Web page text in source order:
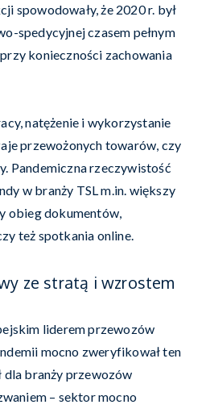
spowodowały, że 2020 r. był
spedycyjnej czasem pełnym
konieczności zachowania
natężenie i wykorzystanie
przewożonych towarów, czy
Pandemiczna rzeczywistość
w branży TSL m.in. większy
obieg dokumentów,
też spotkania online.
ze stratą i wzrostem
liderem przewozów
mocno zweryfikował ten
branży przewozów
– sektor mocno